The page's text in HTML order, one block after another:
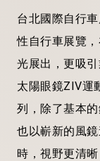
台北國際自行
性自行車展覽
光展出，更吸
太陽眼鏡ZIV運
列，除了基本
也以嶄新的風
時，視野更清